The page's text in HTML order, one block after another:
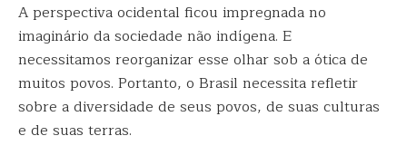
A perspectiva ocidental ficou impregnada no
imaginário da sociedade não indígena. E
necessitamos reorganizar esse olhar sob a ótica de
muitos povos. Portanto, o Brasil necessita refletir
sobre a diversidade de seus povos, de suas culturas
e de suas terras.